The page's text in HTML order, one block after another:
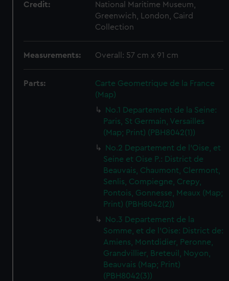
Credit:
National Maritime Museum,
Greenwich, London, Caird
Collection
Measurements: Overall: 57 cm x 91 cm
Parts:
Carte Geometrique de la France
(Map)
No.1 Departement de la Seine:
Paris, St Germain, Versailles
(Map; Print) (PBH8042(1))
No.2 Departement de l'Oise, et
Seine et Oise P.: District de
Beauvais, Chaumont, Clermont,
Senlis, Compiegne, Crepy,
Pontois, Gonnesse, Meaux (Map;
Print) (PBH8042(2))
No.3 Departement de la
Somme, et de l'Oise: District de:
Amiens, Montdidier, Peronne,
Grandvillier, Breteuil, Noyon,
Beauvais (Map; Print)
(PBH8042(3))